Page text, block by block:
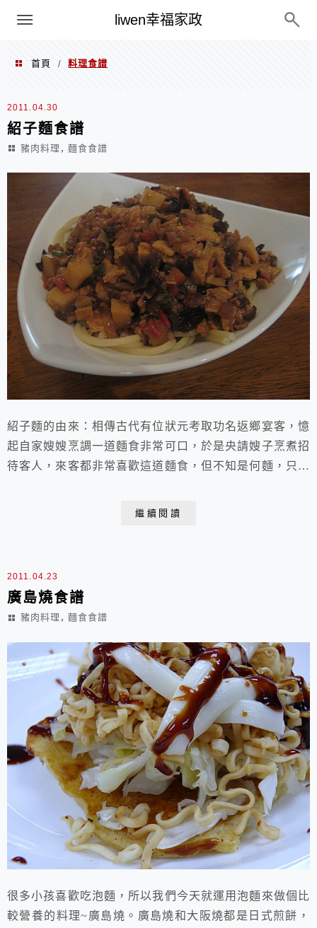
liwen幸福家政
menu
首頁 / 料理食譜
料理食譜
2011.04.30
紹子麵食譜
豬肉料理 , 麵食食譜
紹子麵的由來：相傳古代有位狀元考取功名返鄉宴客，憶
起自家嫂嫂烹調一道麵食非常可口，於是央請嫂子烹煮招
待客人，來客都非常喜歡這道麵食，但不知是何麵，只知
繼續閱讀
2011.04.23
廣島燒食譜
豬肉料理 , 麵食食譜
很多小孩喜歡吃泡麵，所以我們今天就運用泡麵來做個比
較營養的料理~廣島燒。廣島燒和大阪燒都是日式煎餅，